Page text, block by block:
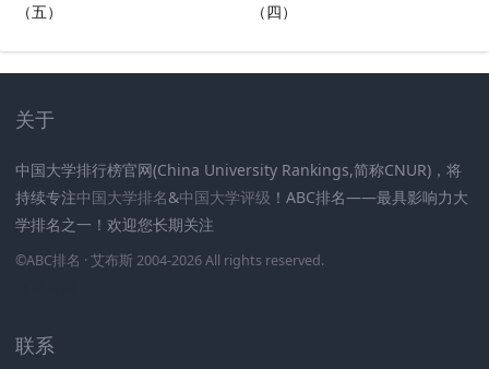
（五）
（四）
关于
中国大学排行榜官网(China University Rankings,简称CNUR)，将
持续专注中国大学排名&中国大学评级 ！ABC排名——最具影响力大
学排名之一！欢迎您长期关注
©ABC排名 · 艾布斯 2004-2026 All rights reserved.
联系